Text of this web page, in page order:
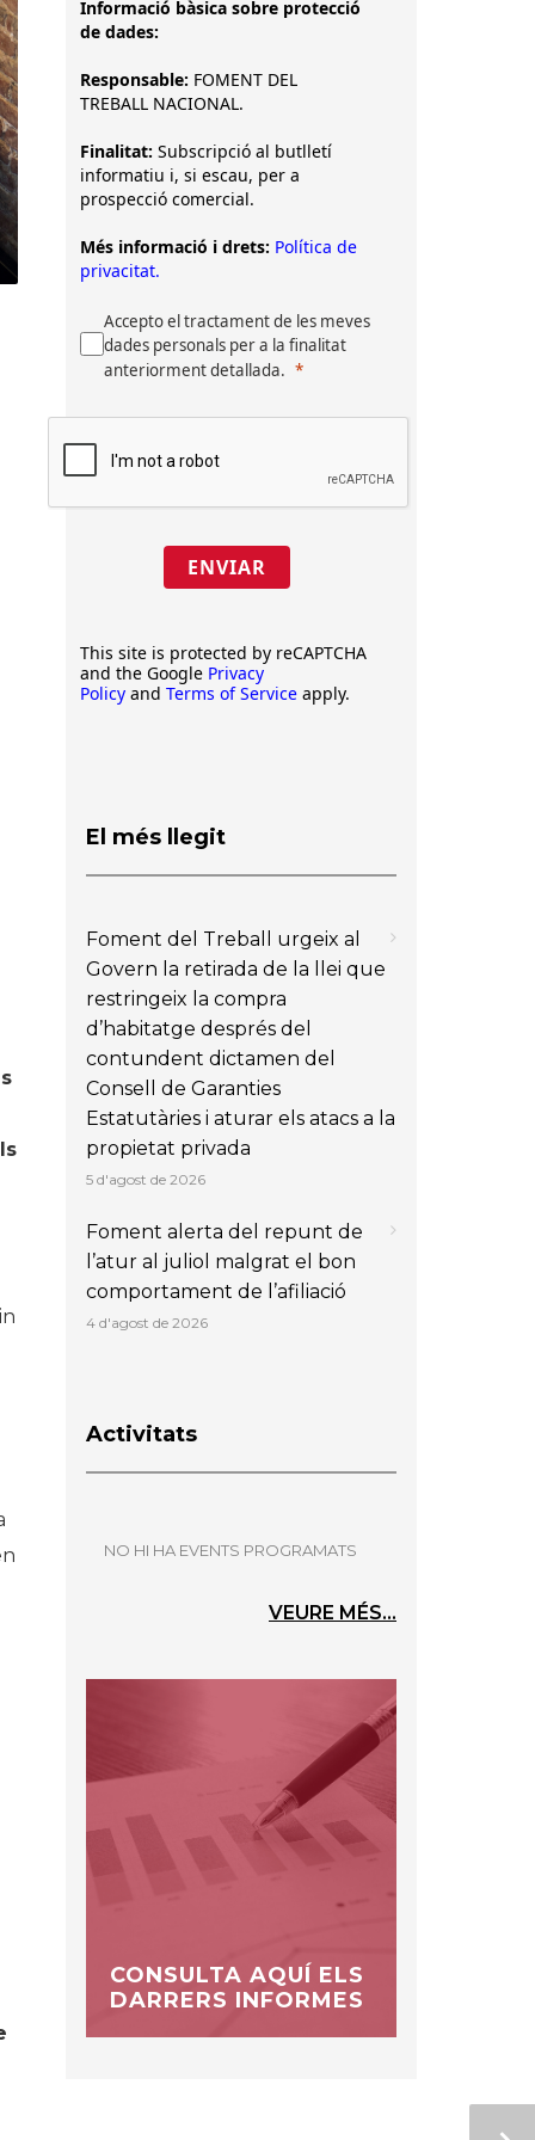
Informació bàsica sobre protecció
de dades:
Responsable: FOMENT DEL
TREBALL NACIONAL.
Finalitat: Subscripció al butlletí
informatiu i, si escau, per a
prospecció comercial.
Més informació i drets: Política de
privacitat.
Accepto el tractament de les meves
dades personals per a la finalitat
anteriorment detallada.
ENVIAR
This site is protected by reCAPTCHA
and the Google Privacy
Policy and Terms of Service apply.
El més llegit
Foment del Treball urgeix al
Govern la retirada de la llei que
restringeix la compra
d’habitatge després del
contundent dictamen del
Consell de Garanties
Estatutàries i aturar els atacs a la
propietat privada
5 d'agost de 2026
Foment alerta del repunt de
l’atur al juliol malgrat el bon
comportament de l’afiliació
4 d'agost de 2026
Activitats
NO HI HA EVENTS PROGRAMATS
VEURE MÉS...
CONSULTA AQUÍ ELS
DARRERS INFORMES